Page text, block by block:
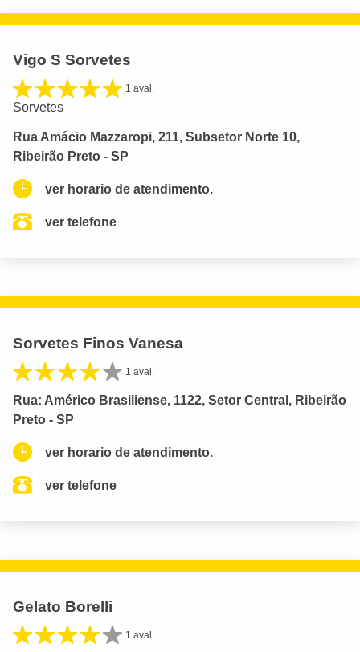
Vigo S Sorvetes
1 aval.
Sorvetes
Rua Amácio Mazzaropi, 211, Subsetor Norte 10,
Ribeirão Preto - SP
ver horario de atendimento.
ver telefone
Sorvetes Finos Vanesa
1 aval.
Rua: Américo Brasiliense, 1122, Setor Central, Ribeirão
Preto - SP
ver horario de atendimento.
ver telefone
Gelato Borelli
1 aval.